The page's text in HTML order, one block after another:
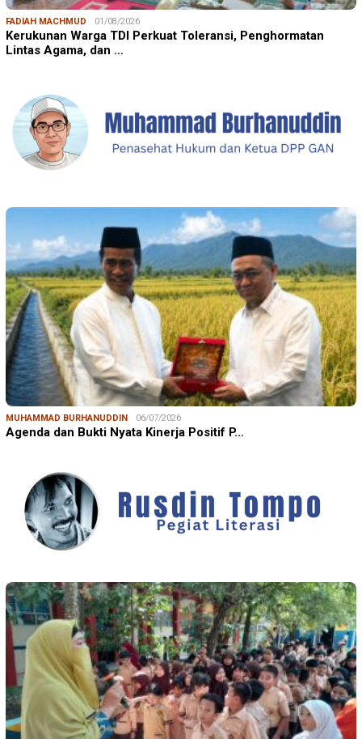
FADIAH MACHMUD 01/08/2026
Kerukunan Warga TDI Perkuat Toleransi, Penghormatan
Lintas Agama, dan …
MUHAMMAD BURHANUDDIN 06/07/2026
Agenda dan Bukti Nyata Kinerja Positif P…